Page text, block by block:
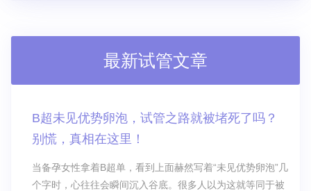
最新试管文章
B超未见优势卵泡，试管之路就被堵死了吗？
别慌，真相在这里！
当备孕女性拿着B超单，看到上面赫然写着“未见优势卵泡”几
个字时，心往往会瞬间沉入谷底。很多人以为这就等同于被